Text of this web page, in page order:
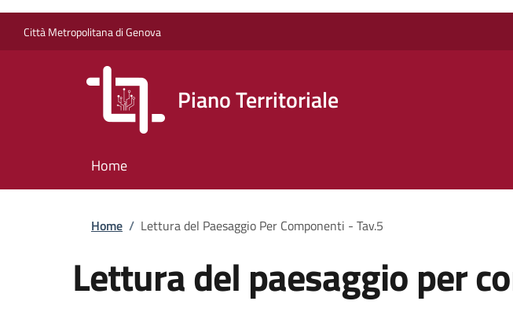
Città Metropolitana di Genova
Piano Territoriale
Home
Briciole di pane
Home / Lettura del Paesaggio Per Componenti - Tav.5
Lettura del paesaggio per